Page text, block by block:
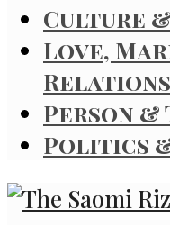
Culture
Love,
Person
Politics